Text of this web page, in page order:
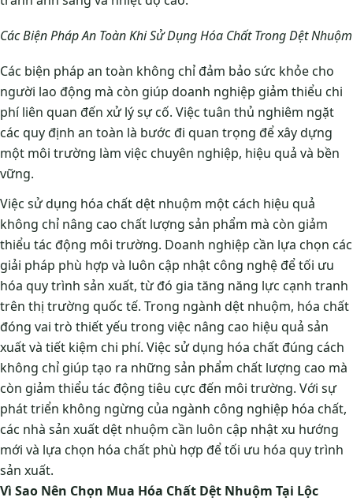
Các Biện Pháp An Toàn Khi Sử Dụng Hóa Chất Trong Dệt Nhuộm
Các biện pháp an toàn không chỉ đảm bảo sức khỏe cho
người lao động mà còn giúp doanh nghiệp giảm thiểu chi
phí liên quan đến xử lý sự cố. Việc tuân thủ nghiêm ngặt
các quy định an toàn là bước đi quan trọng để xây dựng
một môi trường làm việc chuyên nghiệp, hiệu quả và bền
vững.
Việc sử dụng hóa chất dệt nhuộm một cách hiệu quả
không chỉ nâng cao chất lượng sản phẩm mà còn giảm
thiểu tác động môi trường. Doanh nghiệp cần lựa chọn các
giải pháp phù hợp và luôn cập nhật công nghệ để tối ưu
hóa quy trình sản xuất, từ đó gia tăng năng lực cạnh tranh
trên thị trường quốc tế. Trong ngành dệt nhuộm, hóa chất
đóng vai trò thiết yếu trong việc nâng cao hiệu quả sản
xuất và tiết kiệm chi phí. Việc sử dụng hóa chất đúng cách
không chỉ giúp tạo ra những sản phẩm chất lượng cao mà
còn giảm thiểu tác động tiêu cực đến môi trường. Với sự
phát triển không ngừng của ngành công nghiệp hóa chất,
các nhà sản xuất dệt nhuộm cần luôn cập nhật xu hướng
mới và lựa chọn hóa chất phù hợp để tối ưu hóa quy trình
sản xuất.
Vì Sao Nên Chọn Mua Hóa Chất Dệt Nhuộm Tại Lộc